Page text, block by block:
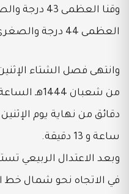
العظمى 44 درجة والصغرى 28 درجة.
ساعة و 13 دقيقة.
وبعد الاعتدال الربيعي
في الاتجاه نحو شمال خط